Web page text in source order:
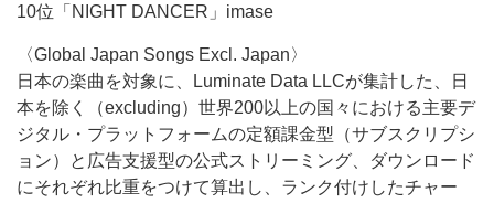
10位「NIGHT DANCER」imase
〈Global Japan Songs Excl. Japan〉
日本の楽曲を対象に、Luminate Data LLCが集計した、日
本を除く（excluding）世界200以上の国々における主要デ
ジタル・プラットフォームの定額課金型（サブスクリプシ
ョン）と広告支援型の公式ストリーミング、ダウンロード
にそれぞれ比重をつけて算出し、ランク付けしたチャー